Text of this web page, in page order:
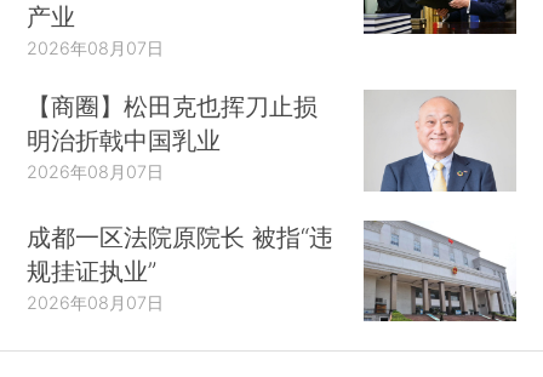
产业
2026年08月07日
【商圈】松田克也挥刀止损
明治折戟中国乳业
2026年08月07日
成都一区法院原院长 被指“违
规挂证执业”
2026年08月07日